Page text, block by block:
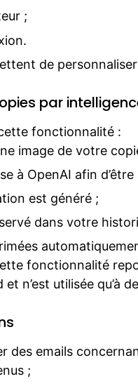
;
de
par
fonctionnalité :
image de votre
à OpenAI afin d’être
est généré ;
dans votre
fonctionnalité
n’est utilisée qu’à
des emails
;